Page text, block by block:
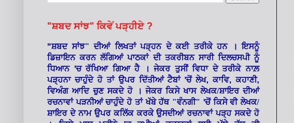
"ਸ਼ਬਦ ਸਾਂਝ" ਕਿਵੇਂ ਪੜ੍ਹੀਏ ?
"ਸ਼ਬਦ ਸਾਂਝ" ਦੀਆਂ ਲਿਖਤਾਂ ਪੜ੍ਹਨ ਦੇ ਕਈ ਤਰੀਕੇ ਹਨ । ਇਸਨੂੰ
ਡਿਜ਼ਾਇਨ ਕਰਨ ਲੱਗਿਆਂ ਪਾਠਕਾਂ ਦੀ ਤਕਰੀਬਨ ਸਾਰੀ ਦਿਲਚਸਪੀ ਨੂੰ
ਧਿਆਨ 'ਚ ਰੱਖਿਆ ਗਿਆ ਹੈ । ਜੇਕਰ ਤੁਸੀਂ ਵਿਧਾ ਦੇ ਤਰੀਕੇ ਨਾਲ਼
ਪੜ੍ਹਨਾ ਚਾਹੁੰਦੇ ਹੋ ਤਾਂ ਉਪਰ ਦਿੱਤੀਆਂ ਟੈਬਾਂ'ਚੋਂ ਲੇਖ,ਕਾਵਿ,ਕਹਾਣੀ,
ਵਿਅੰਗ ਆਦਿ ਚੁਣ ਸਕਦੇ ਹੋ । ਜੇਕਰ ਕਿਸੇ ਖਾਸ ਲੇਖਕ/ਸ਼ਾਇਰ ਦੀਆਂ
ਰਚਨਾਵਾਂ ਪੜਨੀਆਂ ਚਾਹੁੰਦੇ ਹੋ ਤਾਂ ਖੱਬੇ ਹੱਥ "ਵੰਨਗੀ" 'ਚੋਂ ਕਿਸੇ ਵੀ ਲੇਖਕ/
ਸ਼ਾਇਰ ਦੇ ਨਾਮ ਉਪਰ ਕਲਿੱਕ ਕਰਕੇ ਉਸਦੀਆਂ ਰਚਨਾਵਾਂ ਪੜ੍ਹ ਸਕਦੇ ਹੋ